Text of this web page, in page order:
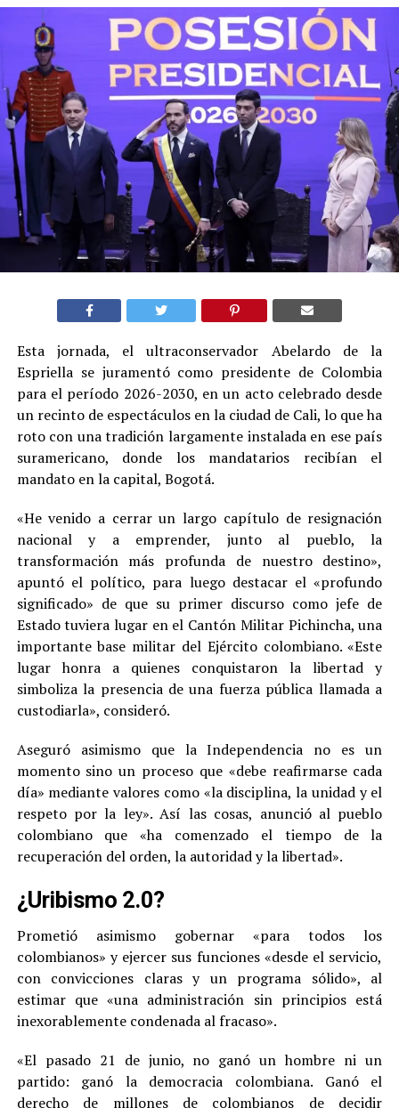
Esta jornada, el ultraconservador Abelardo de la
Espriella se juramentó como presidente de Colombia
para el período 2026-2030, en un acto celebrado desde
un recinto de espectáculos en la ciudad de Cali, lo que ha
roto con una tradición largamente instalada en ese país
suramericano, donde los mandatarios recibían el
mandato en la capital, Bogotá.
«He venido a cerrar un largo capítulo de resignación
nacional y a emprender, junto al pueblo, la
transformación más profunda de nuestro destino»,
apuntó el político, para luego destacar el «profundo
significado» de que su primer discurso como jefe de
Estado tuviera lugar en el Cantón Militar Pichincha, una
importante base militar del Ejército colombiano. «Este
lugar honra a quienes conquistaron la libertad y
simboliza la presencia de una fuerza pública llamada a
custodiarla», consideró.
Aseguró asimismo que la Independencia no es un
momento sino un proceso que «debe reafirmarse cada
día» mediante valores como «la disciplina, la unidad y el
respeto por la ley». Así las cosas, anunció al pueblo
colombiano que «ha comenzado el tiempo de la
recuperación del orden, la autoridad y la libertad».
¿Uribismo 2.0?
Prometió asimismo gobernar «para todos los
colombianos» y ejercer sus funciones «desde el servicio,
con convicciones claras y un programa sólido», al
estimar que «una administración sin principios está
inexorablemente condenada al fracaso».
«El pasado 21 de junio, no ganó un hombre ni un
partido: ganó la democracia colombiana. Ganó el
derecho de millones de colombianos de decidir